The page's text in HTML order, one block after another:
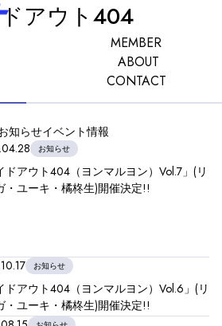
アウト404
MEMBER
ABOUT
CONTACT
知らせイベント情報
お知らせ
ドアウト404（ヨンマルヨン）Vol.7」(リ
・ユーキ・橘柊生)開催決定!!
お知らせ
ドアウト404（ヨンマルヨン）Vol.6」(リ
・ユーキ・橘柊生)開催決定!!